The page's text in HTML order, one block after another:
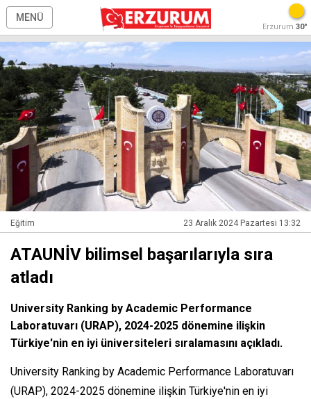
MENÜ
Erzurum 30°
Eğitim 23 Aralık 2024 Pazartesi 13:32
ATAUNİV bilimsel başarılarıyla sıra
atladı
University Ranking by Academic Performance
Laboratuvarı (URAP), 2024-2025 dönemine ilişkin
Türkiye'nin en iyi üniversiteleri sıralamasını açıkladı.
University Ranking by Academic Performance Laboratuvarı
(URAP), 2024-2025 dönemine ilişkin Türkiye'nin en iyi